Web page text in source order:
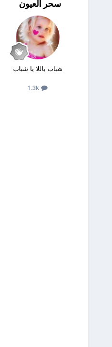
سحر العيون
شباب ياللا يا شباب
1.3k